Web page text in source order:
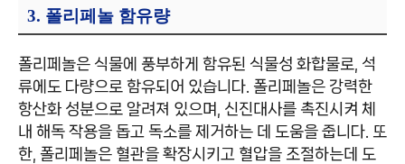
3. 폴리페놀 함유량
폴리페놀은 식물에 풍부하게 함유된 식물성 화합물로, 석
류에도 다량으로 함유되어 있습니다. 폴리페놀은 강력한
항산화 성분으로 알려져 있으며, 신진대사를 촉진시켜 체
내 해독 작용을 돕고 독소를 제거하는 데 도움을 줍니다. 또
한, 폴리페놀은 혈관을 확장시키고 혈압을 조절하는데 도